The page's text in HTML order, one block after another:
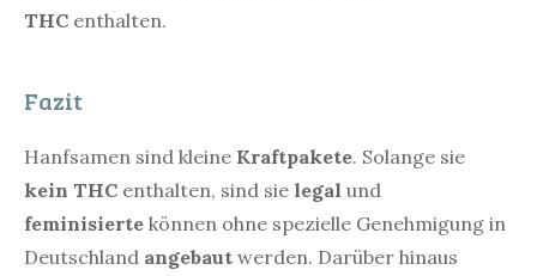
THC enthalten.
Fazit
Hanfsamen sind kleine Kraftpakete. Solange sie
kein THC enthalten, sind sie legal und
feminisierte können ohne spezielle Genehmigung in
Deutschland angebaut werden. Darüber hinaus